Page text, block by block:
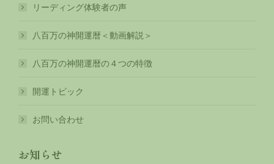
リーディング体験者の声
八百万の神開運暦＜動画解説＞
八百万の神開運暦の４つの特徴
開運トピック
お問い合わせ
お知らせ